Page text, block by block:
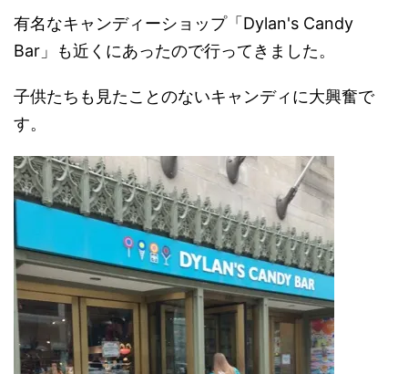
有名なキャンディーショップ「Dylan's Candy
Bar」も近くにあったので行ってきました。
子供たちも見たことのないキャンディに大興奮で
す。